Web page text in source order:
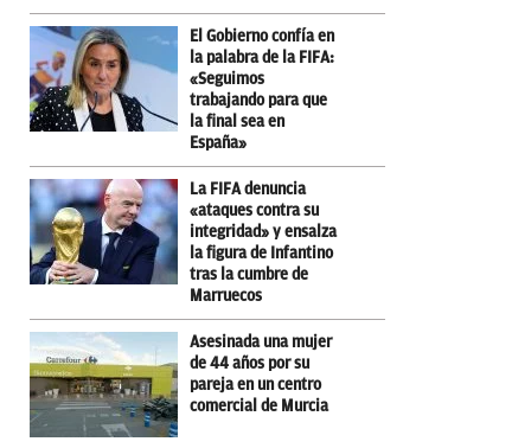
El Gobierno confía en
la palabra de la FIFA:
«Seguimos
trabajando para que
la final sea en
España»
La FIFA denuncia
«ataques contra su
integridad» y ensalza
la figura de Infantino
tras la cumbre de
Marruecos
Asesinada una mujer
de 44 años por su
pareja en un centro
comercial de Murcia